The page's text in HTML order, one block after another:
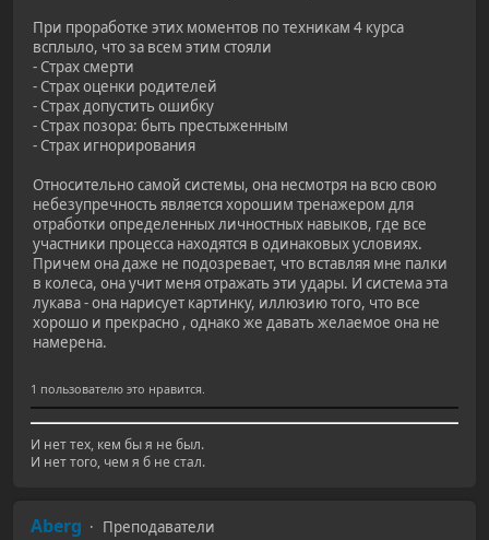
При проработке этих моментов по техникам 4 курса
всплыло, что за всем этим стояли
- Страх смерти
- Страх оценки родителей
- Страх допустить ошибку
- Страх позора: быть престыженным
- Страх игнорирования
Относительно самой системы, она несмотря на всю свою
небезупречность является хорошим тренажером для
отработки определенных личностных навыков, где все
участники процесса находятся в одинаковых условиях.
Причем она даже не подозревает, что вставляя мне палки
в колеса, она учит меня отражать эти удары. И система эта
лукава - она нарисует картинку, иллюзию того, что все
хорошо и прекрасно , однако же давать желаемое она не
намерена.
1 пользователю это нравится.
И нет тех, кем бы я не был.
И нет того, чем я б не стал.
Aberg
Преподаватели